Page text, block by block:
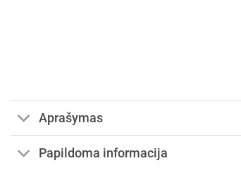
Aprašymas
Papildoma informacija